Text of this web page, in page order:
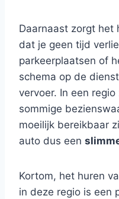
Daarnaast zorgt het
dat je geen tijd
parkeerplaatsen of
schema op de
vervoer. In een
sommige
moeilijk bereikbaar
auto dus een
Kortom, het huren
in deze regio is een